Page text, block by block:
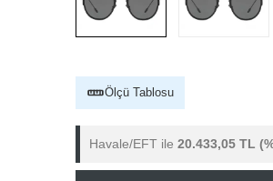
Ölçü Tablosu
Havale/EFT ile 20.433,05 TL